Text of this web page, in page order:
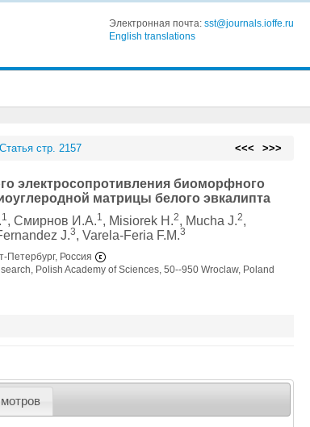
Электронная почта: sst@journals.ioffe.ru
English translations
Статья стр. 2157 <<< >>>
электросопротивления биоморфного
матрицы белого эвкалипта
1, Смирнов И.А.1, Misiorek H.2, Mucha J.2,
J.3, Varela-Feria F.M.3
Россия
Polish Academy of Sciences, 50--950 Wroclaw, Poland